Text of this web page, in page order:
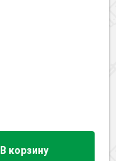
В корзину